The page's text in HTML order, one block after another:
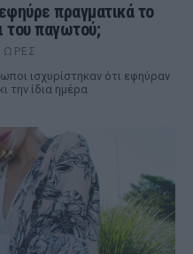
πραγματικά το
του παγωτού;
ΏΡΕΣ
ισχυρίστηκαν ότι εφηύραν
την ίδια ημέρα